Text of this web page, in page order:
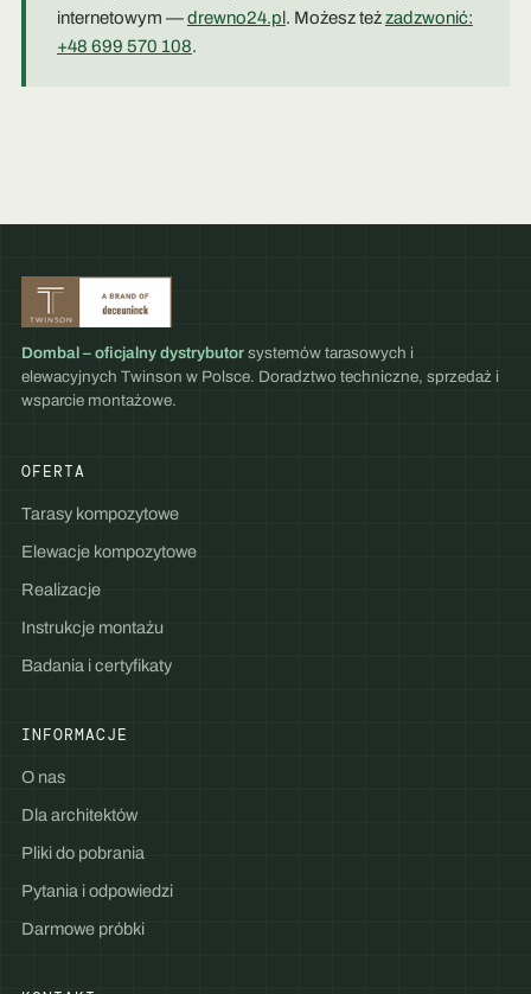
internetowym —drewno24.pl. Możesz teżzadzwonić:
+48 699 570 108.
Dombal – oficjalny dystrybutorsystemów tarasowych i
elewacyjnych Twinson w Polsce. Doradztwo techniczne, sprzedaż i
wsparcie montażowe.
OFERTA
Tarasy kompozytowe
Elewacje kompozytowe
Realizacje
Instrukcje montażu
Badania i certyfikaty
INFORMACJE
O nas
Dla architektów
Pliki do pobrania
Pytania i odpowiedzi
Darmowe próbki